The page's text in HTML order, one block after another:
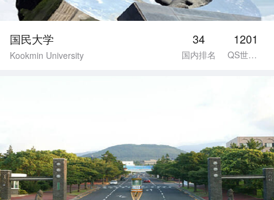
国民大学
Kookmin University
1201
QS世界排名
34
国内排名